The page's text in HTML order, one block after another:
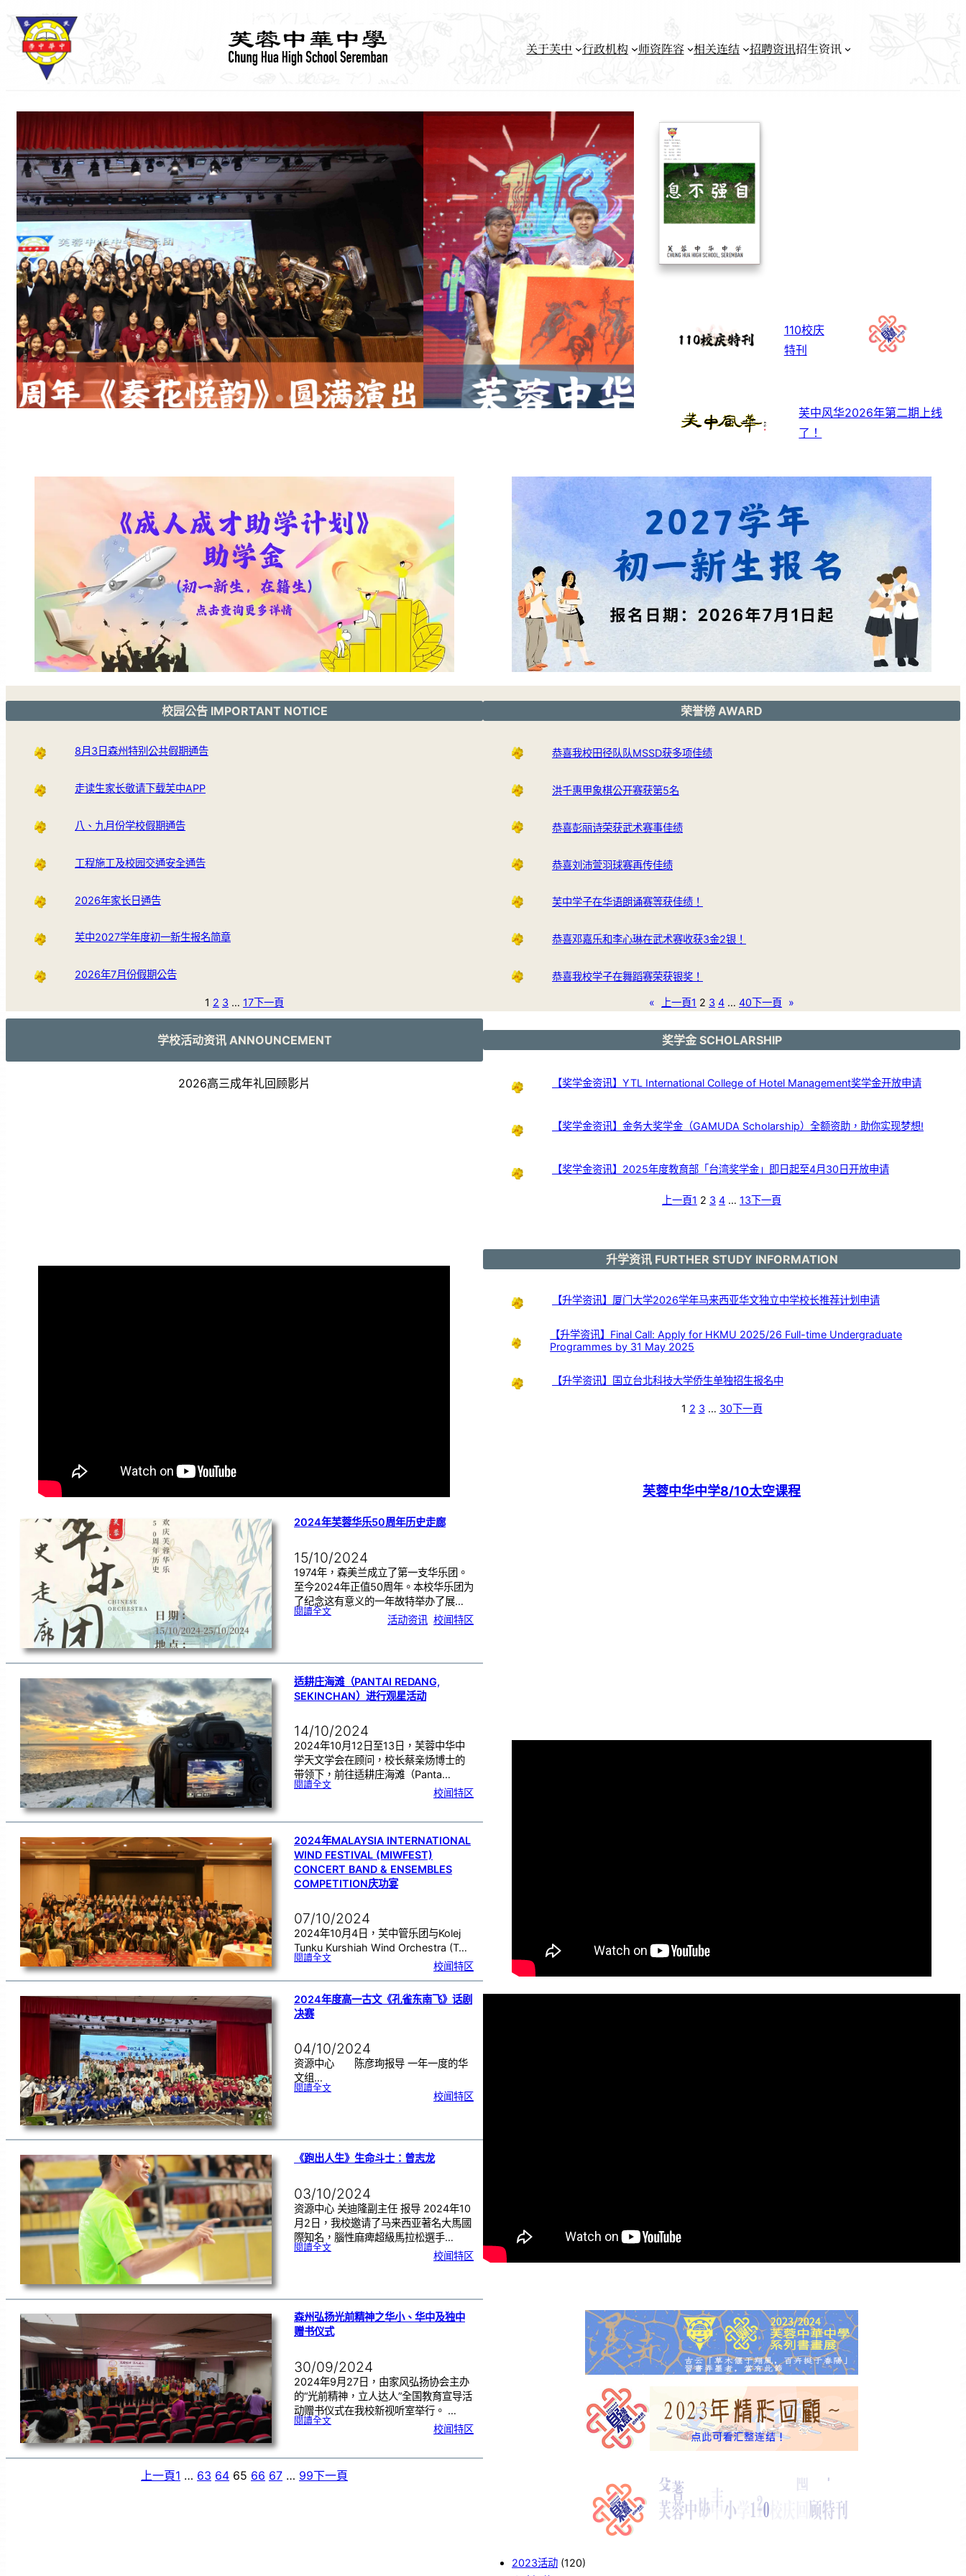
关于芙中 行政机构 师资阵容 相关连结 招聘资讯招生资讯
110校庆
特刊
芙中风华2026年第二期上线
了！
校园公告 IMPORTANT NOTICE
8月3日森州特别公共假期通告
走读生家长敬请下载芙中APP
八、九月份学校假期通告
工程施工及校园交通安全通告
2026年家长日通告
芙中2027学年度初一新生报名简章
2026年7月份假期公告
1 2 3 … 17下一頁
荣誉榜 AWARD
恭喜我校田径队队MSSD获多项佳绩
洪千惠甲象棋公开赛获第5名
恭喜彭丽诗荣获武术赛事佳绩
恭喜刘沛萱羽球赛再传佳绩
芙中学子在华语朗诵赛等获佳绩！
恭喜邓嘉乐和李心琳在武术赛收获3金2银！
恭喜我校学子在舞蹈赛荣获银奖！
« 上一頁1 2 3 4 … 40下一頁 »
学校活动资讯 ANNOUNCEMENT
2026高三成年礼回顾影片
2024年芙蓉华乐50周年历史走廊
15/10/2024
1974年，森美兰成立了第一支华乐团。
至今2024年正值50周年。本校华乐团为
了纪念这有意义的一年故特举办了展…
閱讀全文:2
5
0
年
历
史
走
廊
活动资讯 校闻特区
适耕庄海滩（PANTAI REDANG,
SEKINCHAN）进行观星活动
14/10/2024
2024年10月12日至13日，芙蓉中华中
学天文学会在顾问，校长蔡亲炀博士的
带领下，前往适耕庄海滩（Panta…
閱讀全文:适
P
a
t
a
iR
e
d
a
n
g
,S
e
h
a
n）
进
行
观
星
活
动
校闻特区
2024年MALAYSIA INTERNATIONAL
WIND FESTIVAL (MIWFEST)
CONCERT BAND & ENSEMBLES
COMPETITION庆功宴
07/10/2024
2024年10月4日，芙中管乐团与Kolej
Tunku Kurshiah Wind Orchestra (T…
閱讀全文:2
年
a
la
y
e
r
n
at
i
alW
v
a
m
i
T
)
C
on
c
e
rtBa
n
d&
s
o
m
p
e
t
it
庆
功
宴
校闻特区
2024年度高一古文《孔雀东南飞》话剧
决赛
04/10/2024
资源中心 陈彦珣报导 一年一度的华
文组…
閱讀全文:2
文
《
雀
东
南
决
赛
校闻特区
《跑出人生》生命斗士：曾志龙
03/10/2024
资源中心 关迪隆副主任 报导 2024年10
月2日，我校邀请了马来西亚著名大馬國
際知名，腦性麻痺超級馬拉松選手…
閱讀全文:《
士
：
志
龙
校闻特区
森州弘扬光前精神之华小、华中及独中
赠书仪式
30/09/2024
2024年9月27日，由家风弘扬协会主办
的“光前精神，立人达人”全国教育宣导活
动赠书仪式在我校新视听室举行。 …
閱讀全文:森
神
华
小
、
校闻特区
上一頁1 … 63 64 65 66 67 … 99下一頁
奖学金 SCHOLARSHIP
【奖学金资讯】YTL International College of Hotel Management奖学金开放申请
【奖学金资讯】金务大奖学金（GAMUDA Scholarship）全额资助，助你实现梦想!
【奖学金资讯】2025年度教育部「台湾奖学金」即日起至4月30日开放申请
上一頁1 2 3 4 … 13下一頁
升学资讯 FURTHER STUDY INFORMATION
【升学资讯】厦门大学2026学年马来西亚华文独立中学校长推荐计划申请
【升学资讯】Final Call: Apply for HKMU 2025/26 Full-time Undergraduate
Programmes by 31 May 2025
【升学资讯】国立台北科技大学侨生单独招生报名中
1 2 3 … 30下一頁
芙蓉中华中学8/10太空课程
2023活动 (120)